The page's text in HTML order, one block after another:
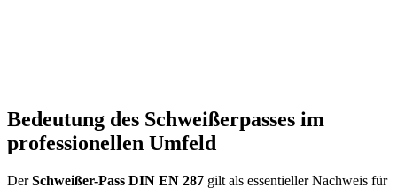
Bedeutung des Schweißerpasses im
professionellen Umfeld
DerSchweißer-Pass DIN EN 287 gilt als essentieller Nachweis für